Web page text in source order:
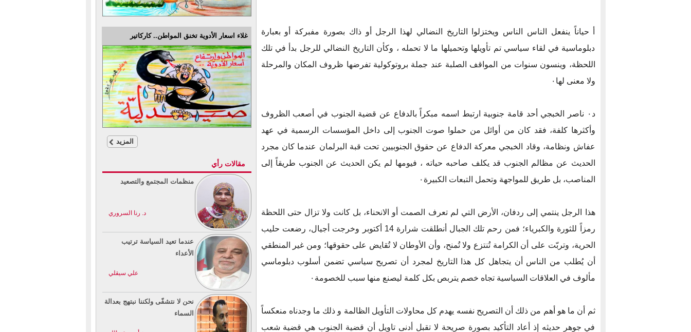
غلاء اسعار الأدوية تخنق المواطن.. كاركاتير
المزيد
مقالات رأي
منظمات المجتمع والتصعيد
د. رنا السروري
عندما تعيد السياسة ترتيب
الأعداء
علي سيقلي
نحن لا نتشفّى ولكننا نبتهج بعدالة
السماء
أ حياناً ينفعل الناس الناس ويختزلوا التاريخ النضالي لهذا الرجل أو ذاك بصورة مفبركة أو بعبارة
دبلوماسية في لقاء سياسي تم تأويلها وتحميلها ما لا تحمله ، وكأن التاريخ النضالي للرجل بدأ في تلك
اللحظة، وينسون سنوات من المواقف الصلبة عند جملة بروتوكولية تفرضها ظروف المكان والمرحلة
ولا معنى لها٠
د٠ ناصر الخبجي أحد قامة جنوبية ارتبط اسمه مبكراً بالدفاع عن قضية الجنوب في أصعب الظروف
وأكثرها كلفة، فقد كان من أوائل من حملوا صوت الجنوب إلى داخل المؤسسات الرسمية في عهد
عفاش ونظامة، وقاد الخبجي معركة الدفاع عن حقوق الجنوبيين تحت قبة البرلمان عندما كان مجرد
الحديث عن مظالم الجنوب قد يكلف صاحبه حياته ، فيومها لم يكن الحديث عن الجنوب طريقاً إلى
المناصب، بل طريق للمواجهة وتحمل التبعات الكبيرة٠
هذا الرجل ينتمي إلى ردفان، الأرض التي لم تعرف الصمت أو الانحناء، بل كانت ولا تزال حتى اللحظة
رمزاً للثورة والكبرياء؛ فمن رحم تلك الجبال أنطلقت شرارة 14 أكتوبر وخرجت أجيال، رضعت حليب
الحرية، وتربّت على أن الكرامة تُنتزع ولا تُمنح، وأن الأوطان لا تُقايض على حقوقها؛ ومن غير المنطقي
أن يُطلب من الناس أن يتجاهل كل هذا التاريخ لمجرد أن تصريح سياسي تضمن أسلوب دبلوماسي
مألوف في العلاقات السياسية تجاه خصم يتربص بكل كلمة ليصنع منها سبب للخصومة٠
ثم أن ما هو أهم من ذلك أن التصريح نفسه يهدم كل محاولات التأويل الظالمة و ذلك ما وجدناه منعكساً
في جوهر حديثه إذ أعاد التأكيد بصورة صريحة لا تقبل أدنى تاويل أن قضية الجنوب هي قضية شعب